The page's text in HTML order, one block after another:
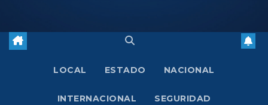
LOCAL ESTADO NACIONAL
INTERNACIONAL SEGURIDAD